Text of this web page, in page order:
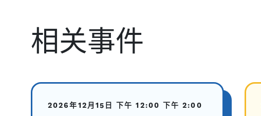
相关事件
2026年12月15日 下午 12:00 下午 2:00